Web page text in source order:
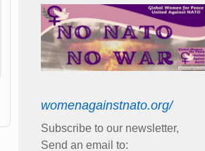
womenagainstnato.org/
Subscribe to our newsletter,
Send an email to: